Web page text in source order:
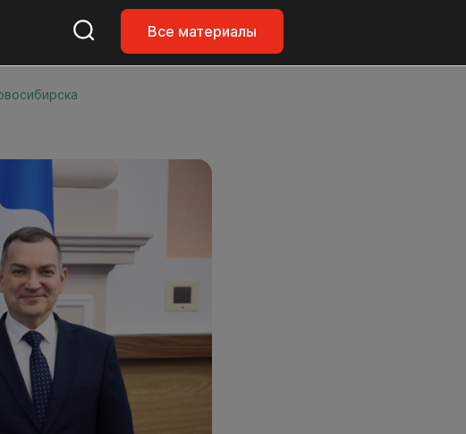
Все материалы